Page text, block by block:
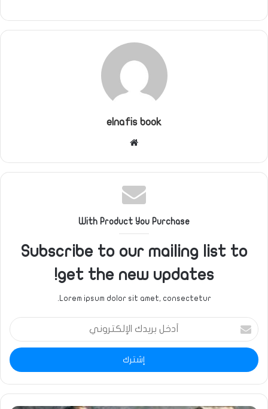
elnafis book
With Product You Purchase
Subscribe to our mailing list to
get the new updates!
Lorem ipsum dolor sit amet, consectetur.
أدخل
بريدك
الإلكتروني